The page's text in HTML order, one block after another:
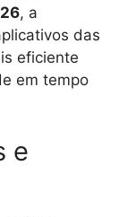
, a
das
eficiente
em tempo
e